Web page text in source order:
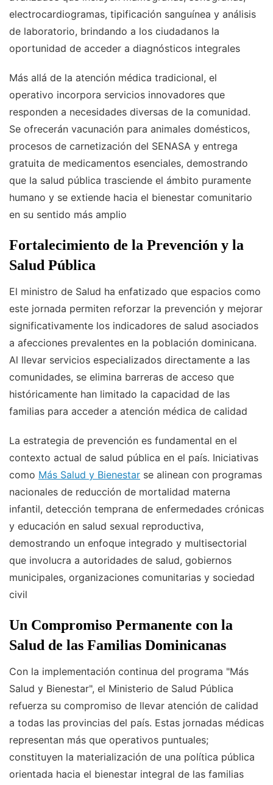
electrocardiogramas, tipificación sanguínea y análisis
de laboratorio, brindando a los ciudadanos la
oportunidad de acceder a diagnósticos integrales
Más allá de la atención médica tradicional, el
operativo incorpora servicios innovadores que
responden a necesidades diversas de la comunidad.
Se ofrecerán vacunación para animales domésticos,
procesos de carnetización del SENASA y entrega
gratuita de medicamentos esenciales, demostrando
que la salud pública trasciende el ámbito puramente
humano y se extiende hacia el bienestar comunitario
en su sentido más amplio
Fortalecimiento de la Prevención y la
Salud Pública
El ministro de Salud ha enfatizado que espacios como
este jornada permiten reforzar la prevención y mejorar
significativamente los indicadores de salud asociados
a afecciones prevalentes en la población dominicana.
Al llevar servicios especializados directamente a las
comunidades, se elimina barreras de acceso que
históricamente han limitado la capacidad de las
familias para acceder a atención médica de calidad
La estrategia de prevención es fundamental en el
contexto actual de salud pública en el país. Iniciativas
como Más Salud y Bienestar se alinean con programas
nacionales de reducción de mortalidad materna
infantil, detección temprana de enfermedades crónicas
y educación en salud sexual reproductiva,
demostrando un enfoque integrado y multisectorial
que involucra a autoridades de salud, gobiernos
municipales, organizaciones comunitarias y sociedad
civil
Un Compromiso Permanente con la
Salud de las Familias Dominicanas
Con la implementación continua del programa "Más
Salud y Bienestar", el Ministerio de Salud Pública
refuerza su compromiso de llevar atención de calidad
a todas las provincias del país. Estas jornadas médicas
representan más que operativos puntuales;
constituyen la materialización de una política pública
orientada hacia el bienestar integral de las familias